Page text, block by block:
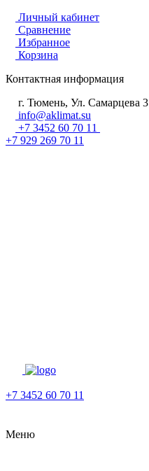
Личный кабинет
Сравнение
Избранное
Корзина
Контактная информация
г. Тюмень, Ул. Самарцева 3
info@aklimat.su
+7 3452 60 70 11
+7 929 269 70 11
+7 3452 60 70 11
Меню